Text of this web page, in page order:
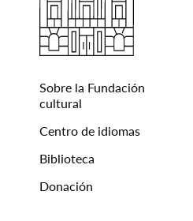
Sobre la Fundación
cultural
Centro de idiomas
Biblioteca
Donación